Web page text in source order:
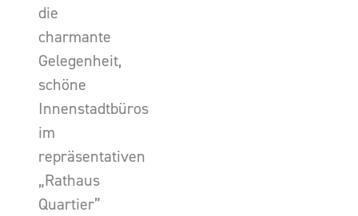
die
charmante
Gelegenheit,
schöne
Innenstadtbüros
im
repräsentativen
„Rathaus
Quartier”